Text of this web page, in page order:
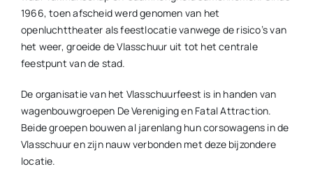
1966, toen afscheid werd genomen van het
openluchttheater als feestlocatie vanwege de risico’s van
het weer, groeide de Vlasschuur uit tot het centrale
feestpunt van de stad.
De organisatie van het Vlasschuurfeest is in handen van
wagenbouwgroepen De Vereniging en Fatal Attraction.
Beide groepen bouwen al jarenlang hun corsowagens in de
Vlasschuur en zijn nauw verbonden met deze bijzondere
locatie.